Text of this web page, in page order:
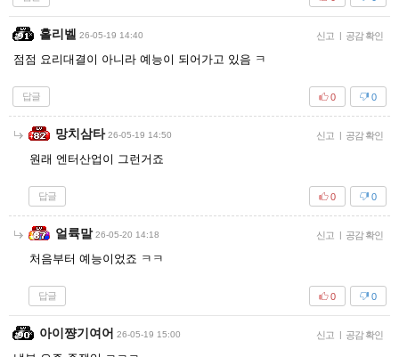
홀리벨 26-05-19 14:40 신고 | 공감 확인
점점 요리대결이 아니라 예능이 되어가고 있음 ㅋ
답글 0
0
망치삼타 26-05-19 14:50 신고 | 공감 확인
원래 엔터산업이 그런거죠
답글 0
0
얼륙말 26-05-20 14:18 신고 | 공감 확인
처음부터 예능이었죠 ㅋㅋ
답글 0
0
아이쨩기여어 26-05-19 15:00 신고 | 공감 확인